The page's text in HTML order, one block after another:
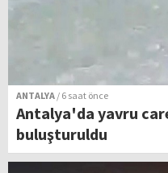
ANTALYA / 6 saat önce
Antalya'da yavru
buluşturuldu